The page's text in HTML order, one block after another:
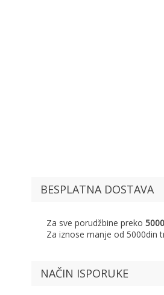
BESPLATNA DOSTAVA
Za sve porudžbine preko
Za iznose manje od 5000din
NAČIN ISPORUKE